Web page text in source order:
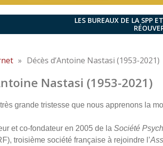
LES BUREAUX DE LA SPP
» Décès d’Antoine Nastasi (1953-2021)
Nastasi (1953-2021)
grande tristesse que nous apprenons la
et co-fondateur en 2005 de la Société
troisième société française à rejoindre l’